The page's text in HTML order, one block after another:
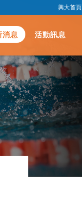
興大首頁
消息 活動訊息